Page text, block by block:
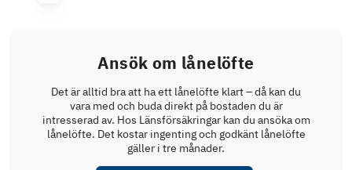
Ansök om lånelöfte
Det är alltid bra att ha ett lånelöfte klart – då kan du
vara med och buda direkt på bostaden du är
intresserad av. Hos Länsförsäkringar kan du ansöka om
lånelöfte. Det kostar ingenting och godkänt lånelöfte
gäller i tre månader.